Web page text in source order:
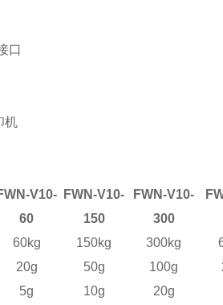
口
机
V10-
60
FWN-V10-
150
FWN-V10-
300
60kg 150kg 300kg
20g 50g 100g
5g 10g 20g